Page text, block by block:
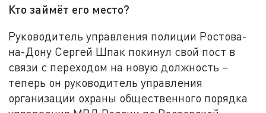
Кто займёт его место?
Руководитель управления полиции Ростова-
на-Дону Сергей Шпак покинул свой пост в
связи с переходом на новую должность –
теперь он руководитель управления
организации охраны общественного порядка